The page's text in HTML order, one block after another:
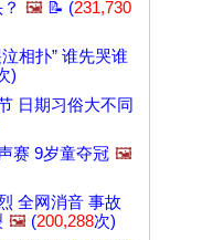
🖼️ 📝 (231,730
相扑” 谁先哭谁
)
日期习俗大不同
赛 9岁童夺冠 🖼️
全网消音 事故
🖼️ (200,288次)